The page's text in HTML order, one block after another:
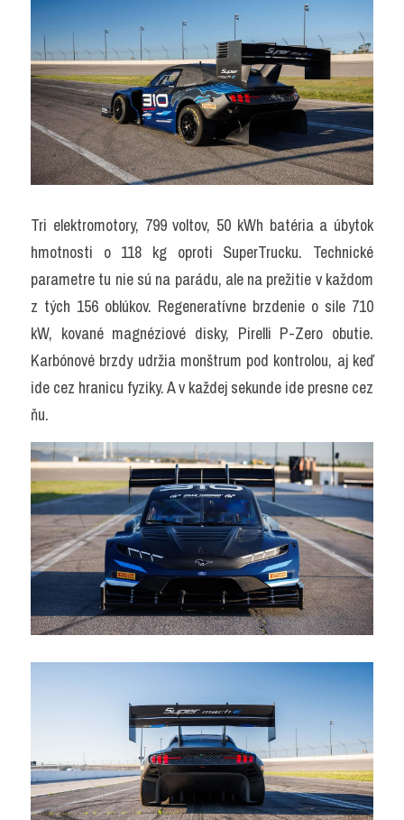
Tri elektromotory, 799 voltov, 50 kWh batéria a úbytok
hmotnosti o 118 kg oproti SuperTrucku. Technické
parametre tu nie sú na parádu, ale na prežitie v každom
z tých 156 oblúkov. Regeneratívne brzdenie o sile 710
kW, kované magnéziové disky, Pirelli P-Zero obutie.
Karbónové brzdy udržia monštrum pod kontrolou, aj keď
ide cez hranicu fyziky. A v každej sekunde ide presne cez
ňu.